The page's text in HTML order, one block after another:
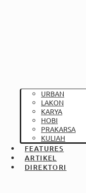
URBAN
LAKON
KARYA
HOBI
PRAKARSA
KULIAH
FEATURES
ARTIKEL
DIREKTORI